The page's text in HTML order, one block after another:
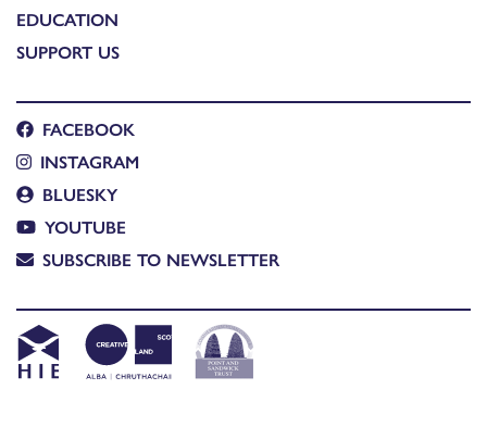
EDUCATION
SUPPORT US
FACEBOOK
INSTAGRAM
BLUESKY
YOUTUBE
SUBSCRIBE TO NEWSLETTER